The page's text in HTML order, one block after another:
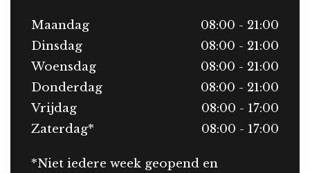
Maandag
08:00 - 21:00
Dinsdag
08:00 - 21:00
Woensdag
08:00 - 21:00
Donderdag
08:00 - 21:00
Vrijdag
08:00 - 17:00
Zaterdag*
08:00 - 17:00
*Niet iedere week geopend en